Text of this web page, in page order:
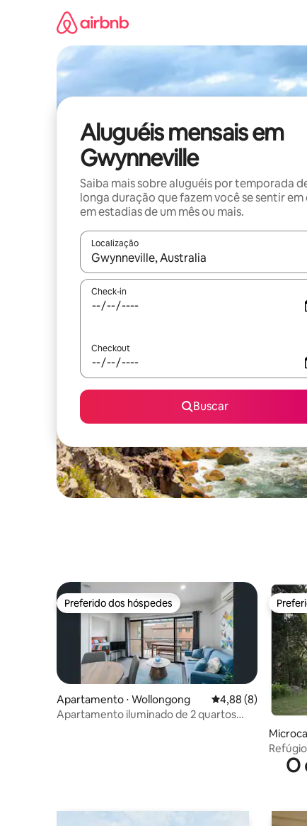
Aluguéis mensais em
Gwynneville
Saiba mais sobre aluguéis por temporada
longa duração que fazem você se sentir em
em estadias de um mês ou mais.
Localização
Quando os resultados estiverem disponíveis,
Check-in
Checkout
Buscar
Preferido dos hóspedes
Preferido dos hóspedes
Apartamento ⋅ Wollongong 4,88 de uma
4,88 (8)
Apartamento iluminado de 2 quartos
O